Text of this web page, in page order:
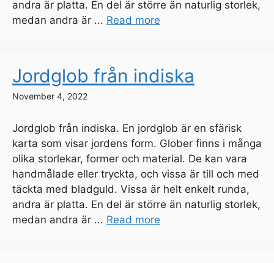
andra är platta. En del är större än naturlig storlek,
medan andra är ... Read more
Jordglob från indiska
November 4, 2022
Jordglob från indiska. En jordglob är en sfärisk
karta som visar jordens form. Glober finns i många
olika storlekar, former och material. De kan vara
handmålade eller tryckta, och vissa är till och med
täckta med bladguld. Vissa är helt enkelt runda,
andra är platta. En del är större än naturlig storlek,
medan andra är ... Read more